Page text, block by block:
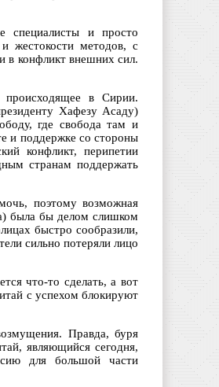
специалисты и просто
жестокости методов, с
в конфликт внешних сил.
в Сирии.
Хафезу Асаду)
где свобода там и
и поддержке со стороны
конфликт, перипетии
странам поддержать
поэтому возможная
была бы делом слишком
быстро сообразили,
сильно потеряли лицо
что-то сделать, а вот
с успехом блокируют
Правда, буря
являющийся сегодня,
для большой части